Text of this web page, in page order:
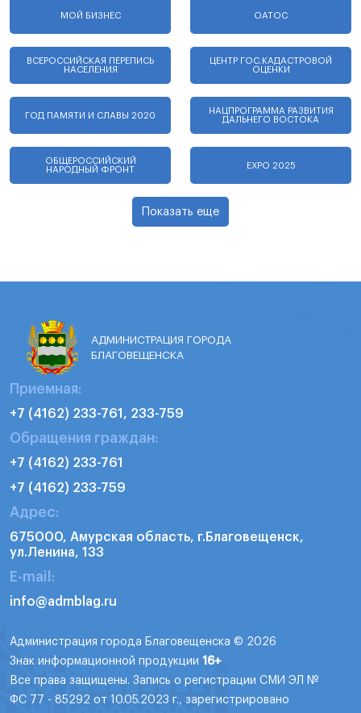
МОЙ БИЗНЕС ОАТОС
ВСЕРОССИЙСКАЯ ПЕРЕПИСЬ
НАСЕЛЕНИЯ
ЦЕНТР ГОС.КАДАСТРОВОЙ
ОЦЕНКИ
ГОД ПАМЯТИ И СЛАВЫ 2020
НАЦПРОГРАММА РАЗВИТИЯ
ДАЛЬНЕГО ВОСТОКА
ОБЩЕРОССИЙСКИЙ
НАРОДНЫЙ ФРОНТ
EXPO 2025
Показать еще
АДМИНИСТРАЦИЯ ГОРОДА
БЛАГОВЕЩЕНСКА
Приемная:
+7 (4162) 233-761, 233-759
Обращения граждан:
+7 (4162) 233-761
+7 (4162) 233-759
Адрес:
675000, Амурская область, г.Благовещенск,
ул.Ленина, 133
E-mail:
info@admblag.ru
Администрация города Благовещенска © 2026
Знак информационной продукции 16+
Все права защищены. Запись о регистрации СМИ ЭЛ №
ФС 77 - 85292 от 10.05.2023 г., зарегистрировано